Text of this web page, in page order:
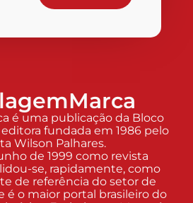
é uma publicação da Bloco
fundada em 1986 pelo
Wilson Palhares.
de 1999 como revista
se, rapidamente, como
de referência do setor de
é o maior portal brasileiro do